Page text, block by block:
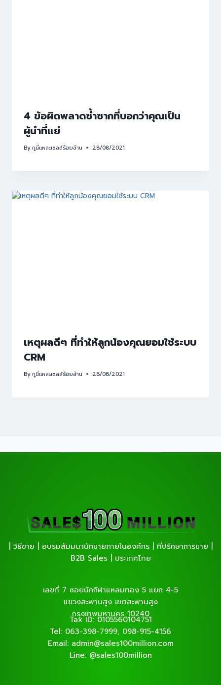
4 ข้อผิดพลาดซ้ำซากที่บอกว่าคุณเป็น
ผู้นำที่แย่
Byกูนี่แหละเซลล์ร้อยล้าน 28/08/2021
เหตุผลดีๆ ที่ทำให้ลูกน้องคุณยอมใช้ระบบ
CRM
Byกูนี่แหละเซลล์ร้อยล้าน 28/08/2021
| วิธีขาย | อบรมสัมมนานักขายภายในองค์กร | ที่ปรึกษาการขาย |
B2B Sales | ประเทศไทย
เลขที่ 7 ซอยนักกีฬาแหลมทอง 5 แยก 4-5
แขวงสะพานสูง เขตสะพานสูง
กรุงเทพมหานคร 10240
Tax ID: 0105560104751
Tel: 063-398-7999, 098-915-4156
Email: admin@sales100million.com
Line: @sales100million